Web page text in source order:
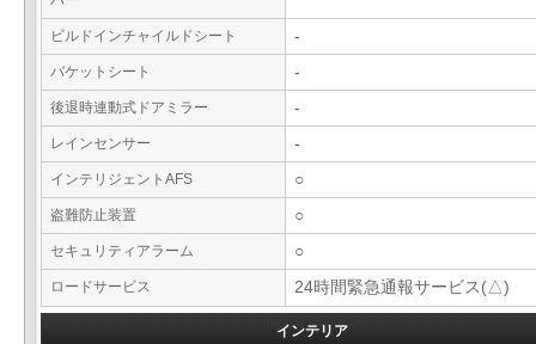
ビルドインチャイルドシート -
バケットシート -
後退時連動式ドアミラー -
レインセンサー -
インテリジェントAFS ○
盗難防止装置 ○
セキュリティアラーム ○
ロードサービス 24時間緊急通報サービス(△)
インテリア